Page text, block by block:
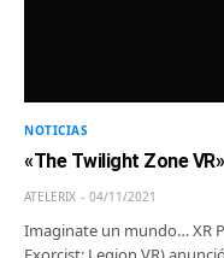
NOTICIAS
«The Twilight Zone
ATELERIX 04/11/2021
Imaginate un mundo… XR